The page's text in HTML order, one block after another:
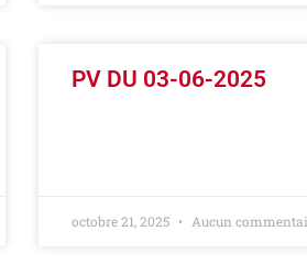
PV DU 03-06-2025
octobre 21, 2025 Aucun